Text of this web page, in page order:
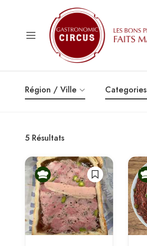
Région / Ville Categories
5 Résultats